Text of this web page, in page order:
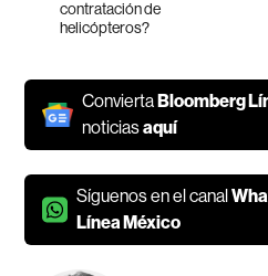
contratación de
helicópteros?
ConviertaBloomberg
noticiasaquí
Síguenos en el canal
Línea México